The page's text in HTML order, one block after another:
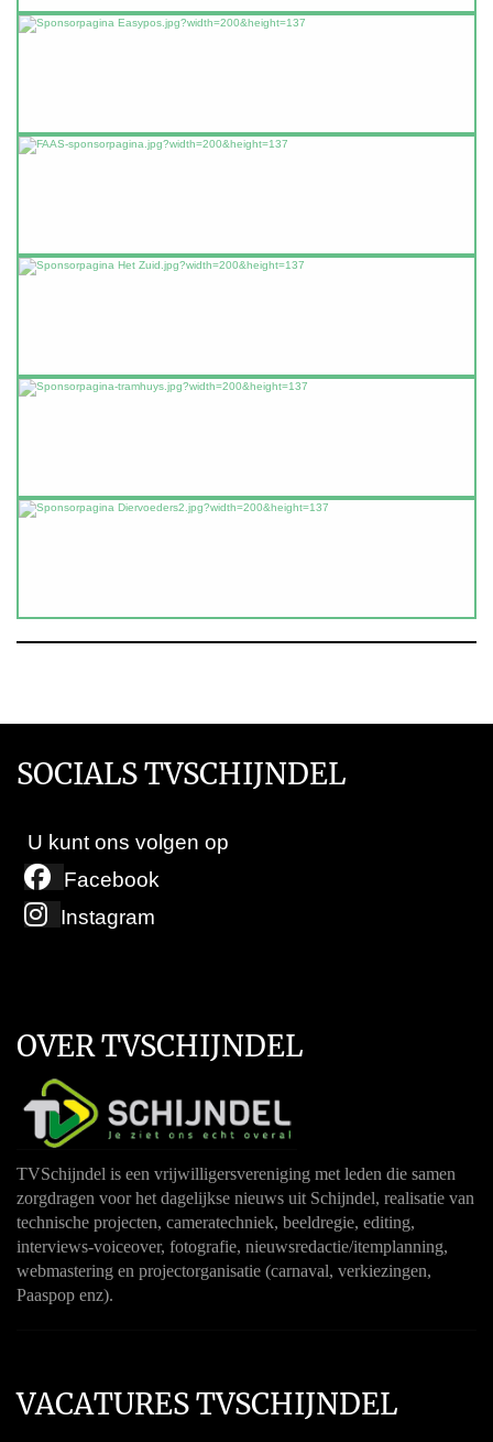
SOCIALS TVSCHIJNDEL
U kunt ons volgen op
Facebook
Instagram
OVER TVSCHIJNDEL
TVSchijndel is een vrijwilligersvereniging met leden die samen
zorgdragen voor het dagelijkse nieuws uit Schijndel, realisatie van
technische projecten, cameratechniek, beeldregie, editing,
interviews-voiceover, fotografie, nieuwsredactie/itemplanning,
webmastering en projectorganisatie (carnaval, verkiezingen,
Paaspop enz).
VACATURES TVSCHIJNDEL